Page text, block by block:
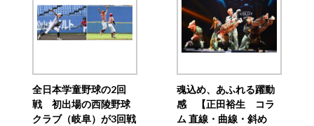
全日本学童野球の2回
戦 初出場の西陵野球
クラブ（岐阜）が3回戦
魂込め、あふれる躍動
感 【正田裕生 コラ
ム 直線・曲線・斜め